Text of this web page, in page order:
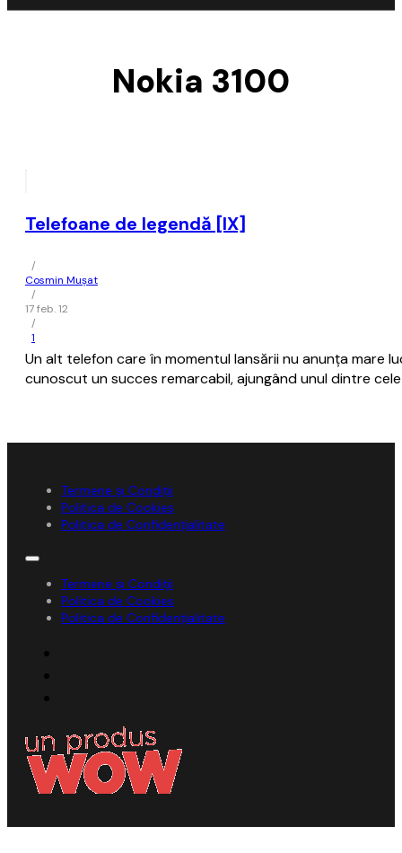
Nokia 3100
Telefoane de legendă [IX]
/
Cosmin Mușat
/
17 feb. 12
/
1
Un alt telefon care în momentul lansării nu anunţa mare
cunoscut un succes remarcabil, ajungând unul dintre
Termene și Condiții
Politica de Cookies
Politica de Confidențialitate
Termene și Condiții
Politica de Cookies
Politica de Confidențialitate